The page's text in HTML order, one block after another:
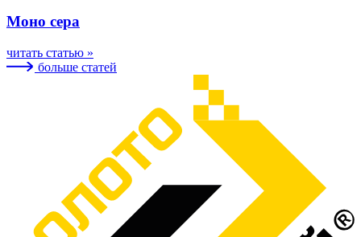
Моно сера
читать статью »
больше статей